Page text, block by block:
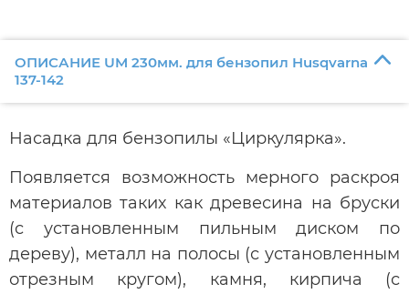
ОПИСАНИЕ UM 230мм. для бензопил Husqvarna
137-142
Насадка для бензопилы «Циркулярка».
Появляется возможность мерного раскроя
материалов таких как древесина на бруски
(с установленным пильным диском по
дереву), металл на полосы (с установленным
отрезным кругом), камня, кирпича (с